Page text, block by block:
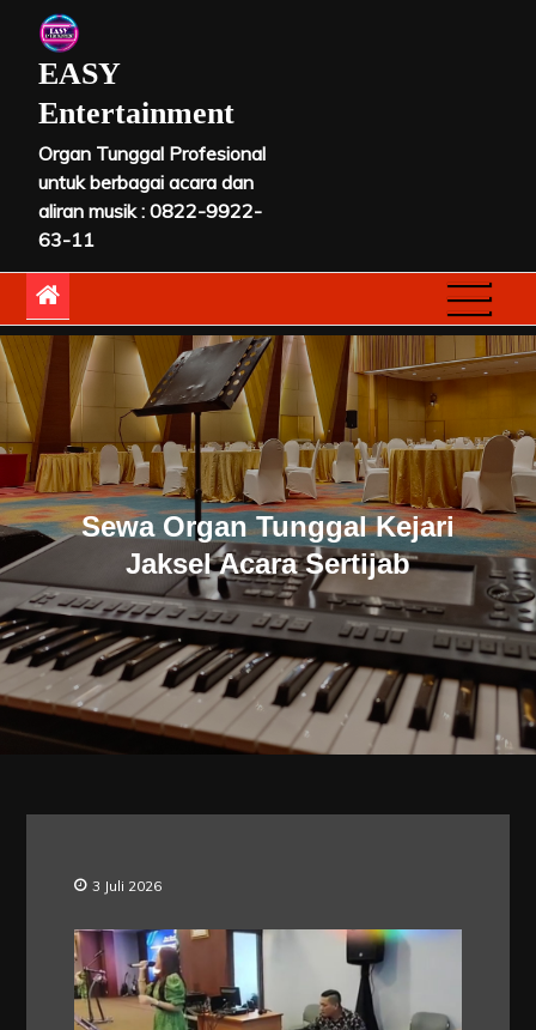
contentEASY
Entertainment
Organ Tunggal Profesional
untuk berbagai acara dan
aliran musik : 0822-9922-
63-11
Sewa Organ Tunggal Kejari
Jaksel Acara Sertijab
3 Juli 2026